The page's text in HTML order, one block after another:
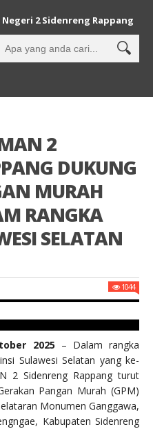
2 Sidenreng Rappang
2
DUKUNG
MURAH
RANGKA
SELATAN
1044
2025 – Dalam rangka
Sulawesi Selatan yang ke-
2 Sidenreng Rappang turut
Pangan Murah (GPM)
Monumen Ganggawa,
Kabupaten Sidenreng